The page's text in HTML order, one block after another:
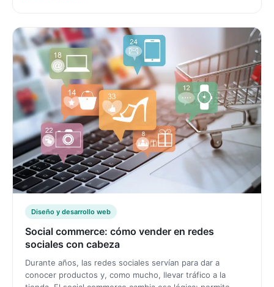
Diseño y desarrollo web
Social commerce: cómo vender en redes
sociales con cabeza
Durante años, las redes sociales servían para dar a
conocer productos y, como mucho, llevar tráfico a la